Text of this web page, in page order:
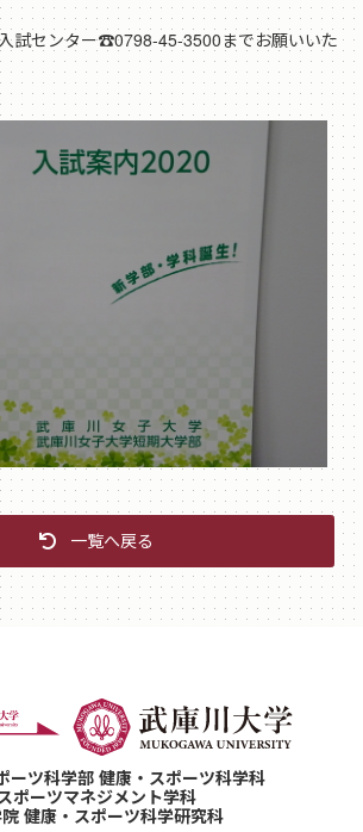
試センター☎0798-45-3500までお願いいた
一覧へ戻る
ーツ科学部 健康・スポーツ科学科
ポーツマネジメント学科
健康・スポーツ科学研究科